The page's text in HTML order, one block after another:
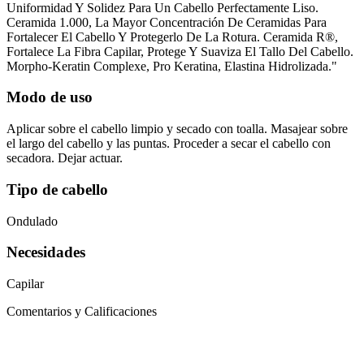
Uniformidad Y Solidez Para Un Cabello Perfectamente Liso.
Ceramida 1.000, La Mayor Concentración De Ceramidas Para
Fortalecer El Cabello Y Protegerlo De La Rotura. Ceramida R®,
Fortalece La Fibra Capilar, Protege Y Suaviza El Tallo Del Cabello.
Morpho-Keratin Complexe, Pro Keratina, Elastina Hidrolizada."
Modo de uso
Aplicar sobre el cabello limpio y secado con toalla. Masajear sobre
el largo del cabello y las puntas. Proceder a secar el cabello con
secadora. Dejar actuar.
Tipo de cabello
Ondulado
Necesidades
Capilar
Comentarios y Calificaciones